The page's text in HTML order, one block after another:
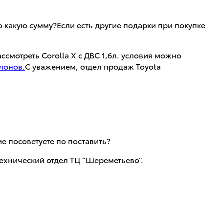
сумму?Если есть другие подарки при покупке
Corolla X с ДВС 1,6л. условия можно
С уважением, отдел продаж Toyota
по поставить?
отдел ТЦ “Шереметьево”.